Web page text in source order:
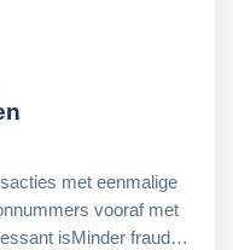
met eenmalige
vooraf met
isMinder fraud…